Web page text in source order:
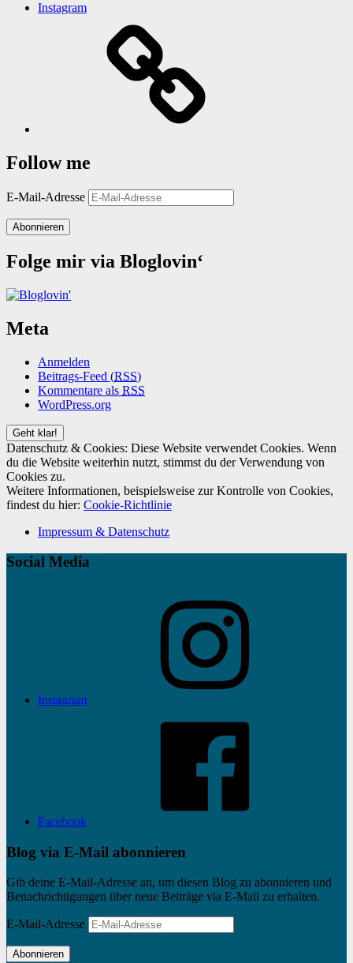
Instagram
Follow me
E-Mail-Adresse
Abonnieren
Folge mir via Bloglovin‘
Meta
Anmelden
Beitrags-Feed (RSS)
Kommentare als RSS
WordPress.org
Datenschutz & Cookies: Diese Website verwendet Cookies. Wenn
du die Website weiterhin nutzt, stimmst du der Verwendung von
Cookies zu.
Weitere Informationen, beispielsweise zur Kontrolle von Cookies,
findest du hier: Cookie-Richtlinie
Impressum & Datenschutz
Social Media
Instagram
Facebook
Blog via E-Mail abonnieren
Gib deine E-Mail-Adresse an, um diesen Blog zu abonnieren und
Benachrichtigungen über neue Beiträge via E-Mail zu erhalten.
E-Mail-Adresse
Abonnieren